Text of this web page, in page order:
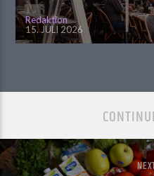
Redaktion
15. JULI 2026